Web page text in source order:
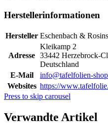
Herstellerinformationen
Hersteller Eschenbach &
Adresse
Kleikamp 2
33442 Herzebrock-
Deutschland
E-Mail
info@tafelfolien-
Websites https://
Press to skip carousel
Verwandte Artikel